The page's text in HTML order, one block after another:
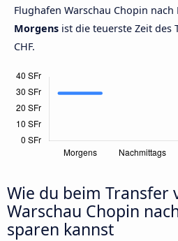
Flughafen Warschau Chopin nach
Morgens ist die teuerste Zeit des
CHF.
Wie du beim Transfer
Warschau Chopin
sparen kannst